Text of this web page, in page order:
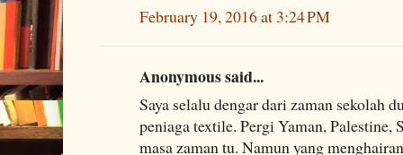
February 19, 2016 at 3:24 PM
Anonymous said...
Saya selalu dengar dari zaman sekolah
peniaga textile. Pergi Yaman, Palestine,
masa zaman tu. Namun yang